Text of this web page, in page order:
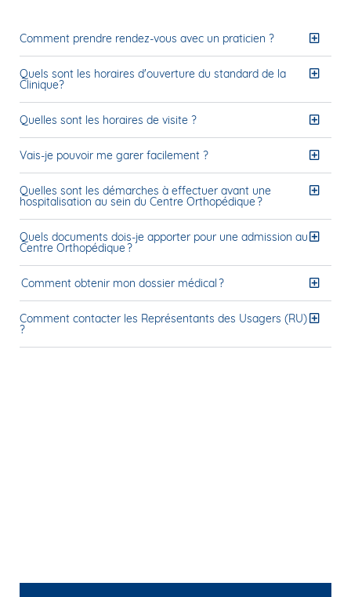
Comment prendre rendez-vous avec un praticien ?
Quels sont les horaires d'ouverture du standard de la
Clinique?
Quelles sont les horaires de visite ?
Vais-je pouvoir me garer facilement ?
Quelles sont les démarches à effectuer avant une
hospitalisation au sein du Centre Orthopédique ?
Quels documents dois-je apporter pour une admission au
Centre Orthopédique ?
Comment obtenir mon dossier médical ?
Comment contacter les Représentants des Usagers (RU)
?